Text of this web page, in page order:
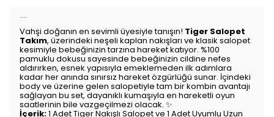
Vahşi doğanın en sevimli üyesiyle tanışın! Tiger Salopet
Takım, üzerindeki neşeli kaplan nakışları ve klasik salopet
kesimiyle bebeğinizin tarzına hareket katıyor. %100
pamuklu dokusu sayesinde bebeğinizin cildine nefes
aldırırken, esnek yapısıyla emeklemeden ilk adımlara
kadar her anında sınırsız hareket özgürlüğü sunar. İçindeki
body ve üzerine gelen salopetiyle tam bir kombin avantajı
sağlayan bu set, dayanıklı kumaşıyla en hareketli oyun
saatlerinin bile vazgeçilmezi olacak. ✨
İçerik:1 Adet Tiger Nakışlı Salopet ve 1 Adet Uyumlu Uzun